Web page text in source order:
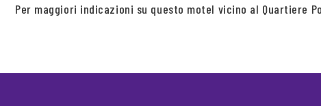
Per maggiori indicazioni su questo motel vicino al Quartiere